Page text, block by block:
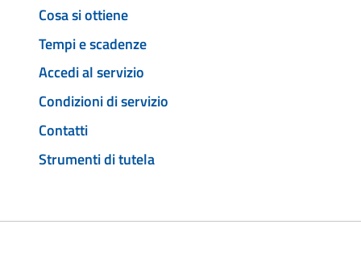
Cosa si ottiene
Tempi e scadenze
Accedi al servizio
Condizioni di servizio
Contatti
Strumenti di tutela